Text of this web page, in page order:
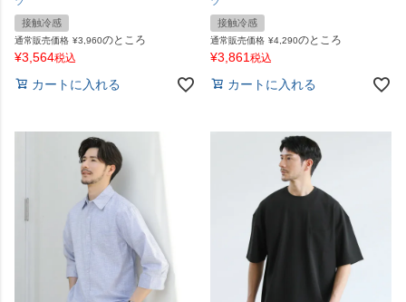
接触冷感
通常販売価格 ¥3,960のところ
¥3,564税込
カートに入れる
接触冷感
通常販売価格 ¥4,290のところ
¥3,861 税込
カートに入れる